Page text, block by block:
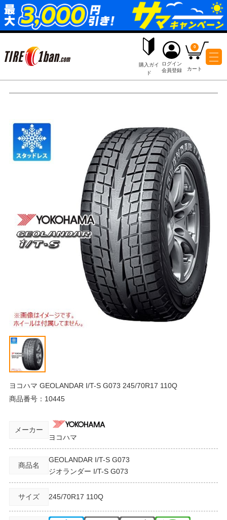
購入ガイ
ド
ログイン
ヨコハマ GEOLANDAR I/T-S G073 245/70R17 110Q
商品番号： 10445
メーカー
ヨコハマ
商品名
GEOLANDAR I/T-S G073
ジオランダー I/T-S G073
サイズ 245/70R17 110Q